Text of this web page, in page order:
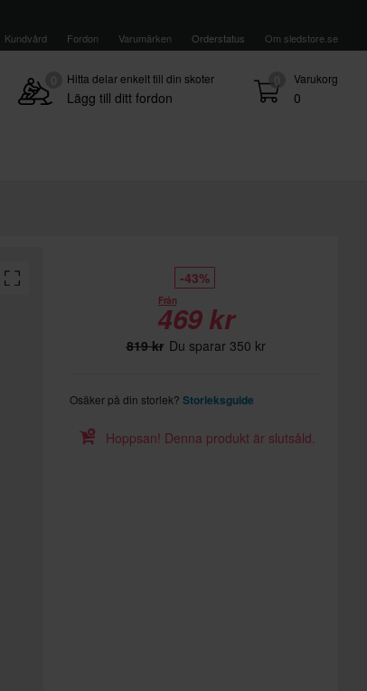
Kundvård Fordon Varumärken Orderstatus Om sledstore.se
0 Varukorg
0
Hitta delar enkelt till din skoter
Lägg till ditt fordon
-43%
Från
469 kr
819 kr Du sparar 350 kr
Osäker på din storlek? Storleksguide
Hoppsan! Denna produkt är slutsåld.